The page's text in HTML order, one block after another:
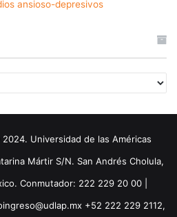
ansioso-depresivos
Universidad de las Américas
Mártir S/N. San Andrés Cholula,
Conmutador: 222 229 20 00 |
+52 222 229 2112,